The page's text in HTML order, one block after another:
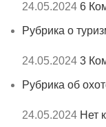
24.05.2024 6
Рубрика о
24.05.2024 3
Рубрика об
24.05.2024 Нет